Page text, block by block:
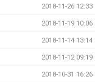
2018-11-26 12:33
2018-11-19 10:06
2018-11-14 13:14
2018-11-12 09:19
2018-10-31 16:26